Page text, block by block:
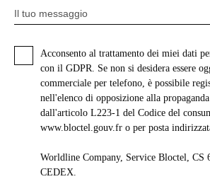
Il tuo messaggio
Acconsento al trattamento dei miei dati
con il GDPR. Se non si desidera essere
commerciale per telefono, è possibile
nell'elenco di opposizione alla
dall'articolo L223-1 del Codice del
www.bloctel.gouv.fr o per posta
Worldline Company, Service Bloctel, CS
CEDEX.